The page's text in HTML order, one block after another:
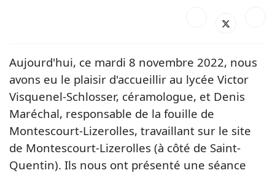
Aujourd'hui, ce mardi 8 novembre 2022, nous
avons eu le plaisir d'accueillir au lycée Victor
Visquenel-Schlosser, céramologue, et Denis
Maréchal, responsable de la fouille de
Montescourt-Lizerolles, travaillant sur le site
de Montescourt-Lizerolles (à côté de Saint-
Quentin). Ils nous ont présenté une séance